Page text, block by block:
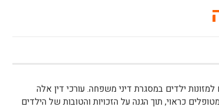
למזונות ילדים במסגרת דיני משפחה. עורכי דין אלה
כראוי, תוך הגנה על הזכויות והטובות של הילדים